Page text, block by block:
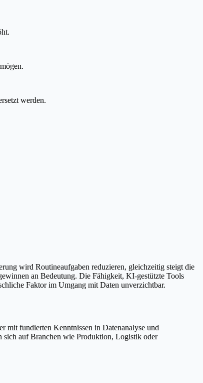
werden.
wird Routineaufgaben reduzieren, gleichzeitig steigt die
an Bedeutung. Die Fähigkeit, KI-gestützte Tools
Faktor im Umgang mit Daten unverzichtbar.
mit fundierten Kenntnissen in Datenanalyse und
sich auf Branchen wie Produktion, Logistik oder